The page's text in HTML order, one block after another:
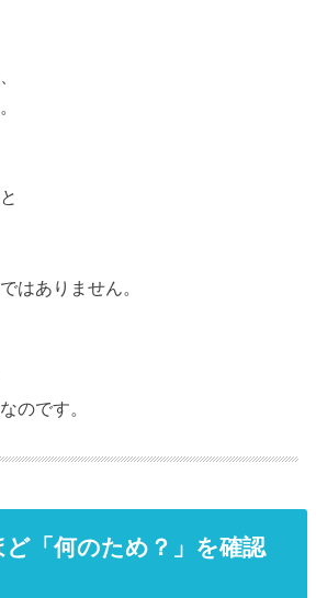
はありません。
のです。
「何のため？」を確認